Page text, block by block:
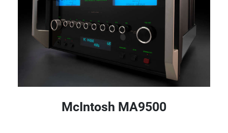
McIntosh MA9500